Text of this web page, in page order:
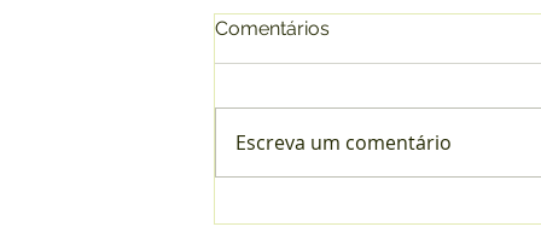
Comentários
Escreva um comentário